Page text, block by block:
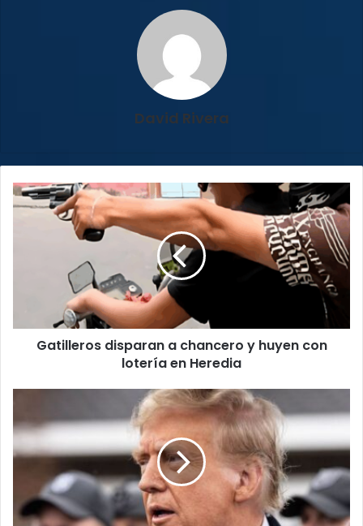
David Rivera
Gatilleros
disparan
en
HerediaGatilleros disparan a chancero y huyen con
lotería en Heredia
que
el
Venezuela